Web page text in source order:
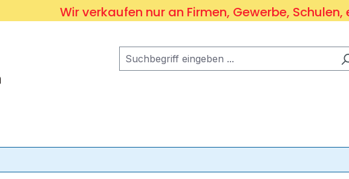
Wir verkaufen nur an Firmen, Gewerbe, Schulen,